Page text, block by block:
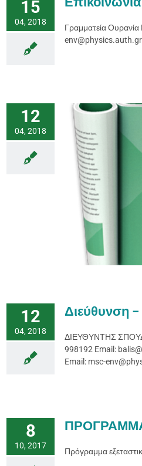
15
04, 2018
Γραμματεία
env@physics.auth.gr
12
04, 2018
12
04, 2018
Διεύθυνση
ΔΙΕΥΘΥΝΤΗΣ
998192 Email:
Email: msc-
8
10, 2017
Πρόγραμμα